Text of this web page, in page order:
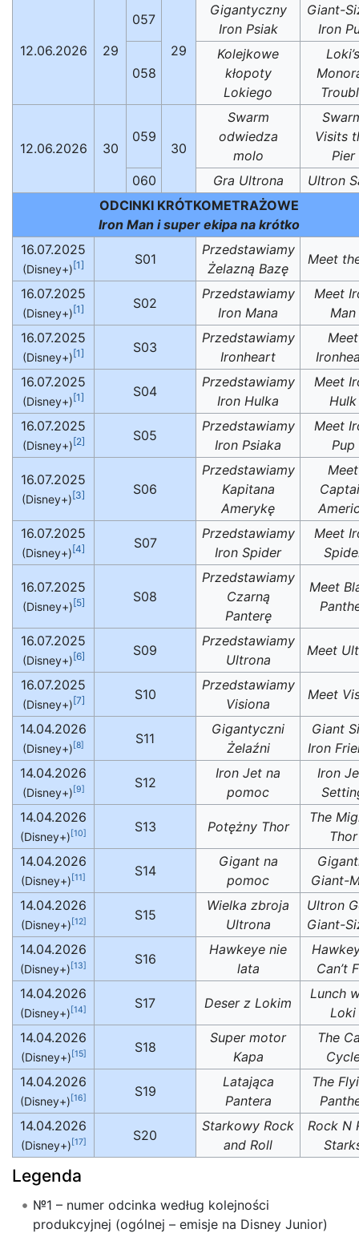
12.06.2026 29
057
29
Gigantyczny
Iron Psiak
Giant-
Iron
058
Kolejkowe
kłopoty
Lokiego
Loki’s
12.06.2026 30
059
30
Swarm
odwiedza
molo
Visits
Pier
060
Gra Ultrona
Ultron
ODCINKI KRÓTKOMETRAŻOWE
Iron Man i super ekipa na krótko
16.07.2025
(Disney+)[1] S01
Przedstawiamy
Żelazną Bazę
Meet
16.07.2025
(Disney+)[1] S02
Przedstawiamy
Iron Mana
Meet
Man
16.07.2025
(Disney+)[1] S03
Przedstawiamy
Ironheart
Meet
16.07.2025
(Disney+)[1] S04
Przedstawiamy
Iron Hulka
Meet
Hulk
16.07.2025
(Disney+)[2] S05
Przedstawiamy
Iron Psiaka
Meet
Pup
16.07.2025
(Disney+)[3] S06
Przedstawiamy
Kapitana
Amerykę
Meet
16.07.2025
(Disney+)[4] S07
Przedstawiamy
Iron Spider
Meet
16.07.2025
(Disney+)[5] S08
Przedstawiamy
Czarną
Panterę
Meet
16.07.2025
(Disney+)[6] S09
Przedstawiamy
Ultrona
Meet
16.07.2025
(Disney+)[7] S10
Przedstawiamy
Visiona
Meet
14.04.2026
(Disney+) [8] S11
Gigantyczni
Żelaźni
Giant
Iron
14.04.2026
(Disney+) [9] S12
Iron Jet na
pomoc
Iron
14.04.2026
(Disney+) [10] S13 Potężny Thor
The
Thor
14.04.2026
(Disney+) [11] S14
Gigant na
pomoc
Giant-
14.04.2026
(Disney+) [12] S15
Wielka zbroja
Ultrona
Ultron
Giant-
14.04.2026
(Disney+) [13] S16
Hawkeye nie
lata
Can’t
14.04.2026
(Disney+) [14] S17 Deser z Lokim
Lunch
Loki
14.04.2026
(Disney+) [15] S18
Super motor
Kapa
The
14.04.2026
(Disney+) [16] S19
Latająca
Pantera
The
14.04.2026
(Disney+) [17] S20
Starkowy Rock
and Roll
Rock N
Legenda
№1 – numer odcinka według kolejności
produkcyjnej (ogólnej – emisje na Disney Junior)